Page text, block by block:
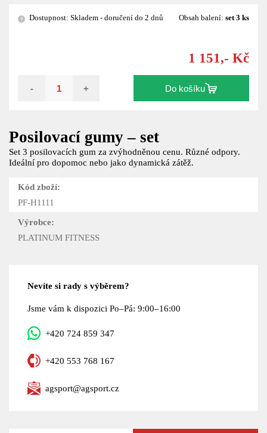
Posilovací gumy – set
Set 3 posilovacích gum za zvýhodněnou cenu. Různé odpory.
Ideální pro dopomoc nebo jako dynamická zátěž.
Kód zboží:
PF-H1111
Výrobce:
PLATINUM FITNESS
? Dostupnost: Skladem - doručení do 2 dnů Obsah balení: set 3 ks
1 151,- Kč
- + Do košíku
Nevíte si rady s výběrem?
Jsme vám k dispozici Po–Pá: 9:00–16:00
+420 724 859 347
+420 553 768 167
agsport@agsport.cz